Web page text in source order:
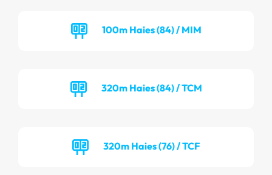
100m Haies (84) / MIM
320m Haies (84) / TCM
320m Haies (76) / TCF